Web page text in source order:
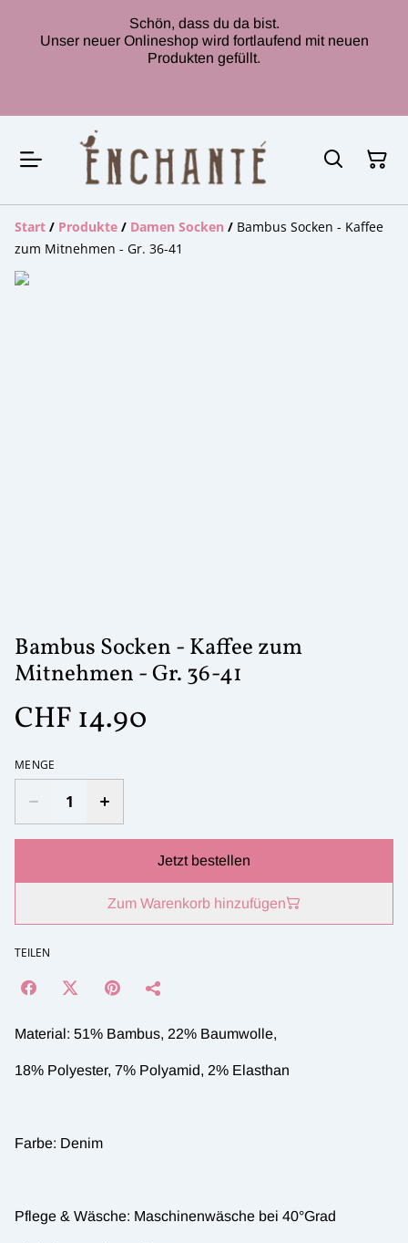
Schön, dass du da bist.
Unser neuer Onlineshop wird fortlaufend mit neuen
Produkten gefüllt.
Start / Produkte / Damen Socken / Bambus Socken - Kaffee
zum Mitnehmen - Gr. 36-41
Bambus Socken - Kaffee zum
Mitnehmen - Gr. 36-41
CHF 14.90
MENGE
Jetzt bestellen
Zum Warenkorb hinzufügen
TEILEN
Material: 51% Bambus, 22% Baumwolle,
18% Polyester, 7% Polyamid, 2% Elasthan
Farbe: Denim
Pflege & Wäsche: Maschinenwäsche bei 40°Grad